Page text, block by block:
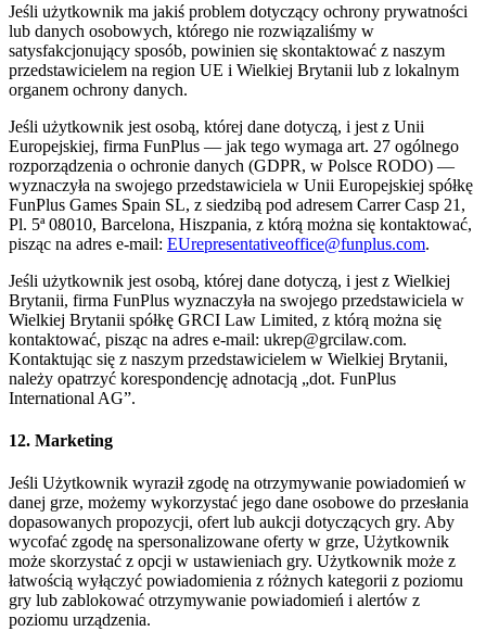
Jeśli użytkownik ma jakiś problem dotyczący ochrony prywatności
lub danych osobowych, którego nie rozwiązaliśmy w
satysfakcjonujący sposób, powinien się skontaktować z naszym
przedstawicielem na region UE i Wielkiej Brytanii lub z lokalnym
organem ochrony danych.
Jeśli użytkownik jest osobą, której dane dotyczą, i jest z Unii
Europejskiej, firma FunPlus — jak tego wymaga art. 27 ogólnego
rozporządzenia o ochronie danych (GDPR, w Polsce RODO) —
wyznaczyła na swojego przedstawiciela w Unii Europejskiej spółkę
FunPlus Games Spain SL, z siedzibą pod adresem Carrer Casp 21,
Pl. 5ª 08010, Barcelona, Hiszpania, z którą można się kontaktować,
pisząc na adres e-mail: EUrepresentativeoffice@funplus.com.
Jeśli użytkownik jest osobą, której dane dotyczą, i jest z Wielkiej
Brytanii, firma FunPlus wyznaczyła na swojego przedstawiciela w
Wielkiej Brytanii spółkę GRCI Law Limited, z którą można się
kontaktować, pisząc na adres e-mail: ukrep@grcilaw.com.
Kontaktując się z naszym przedstawicielem w Wielkiej Brytanii,
należy opatrzyć korespondencję adnotacją „dot. FunPlus
International AG”.
12. Marketing
Jeśli Użytkownik wyraził zgodę na otrzymywanie powiadomień w
danej grze, możemy wykorzystać jego dane osobowe do przesłania
dopasowanych propozycji, ofert lub aukcji dotyczących gry. Aby
wycofać zgodę na spersonalizowane oferty w grze, Użytkownik
może skorzystać z opcji w ustawieniach gry. Użytkownik może z
łatwością wyłączyć powiadomienia z różnych kategorii z poziomu
gry lub zablokować otrzymywanie powiadomień i alertów z
poziomu urządzenia.